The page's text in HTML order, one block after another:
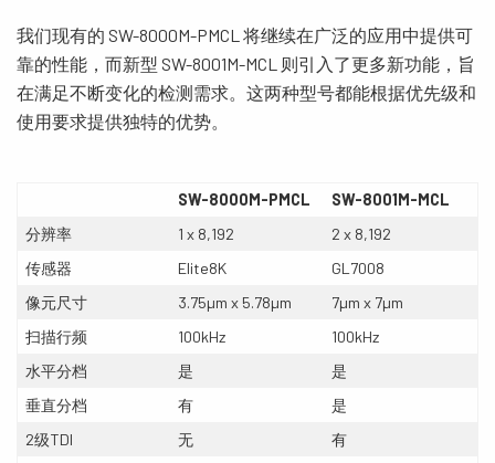
我们现有的 SW-8000M-PMCL 将继续在广泛的应用中提供可
靠的性能，而新型 SW-8001M-MCL 则引入了更多新功能，旨
在满足不断变化的检测需求。这两种型号都能根据优先级和
使用要求提供独特的优势。
SW-8000M-PMCL
SW-8001M-MCL
分辨率
1 x 8,192
2 x 8,192
传感器
Elite8K
GL7008
像元尺寸
3.75µm x 5.78µm
7µm x 7µm
扫描行频
100kHz
100kHz
水平分档
是
是
垂直分档
有
是
2级TDI
无
有